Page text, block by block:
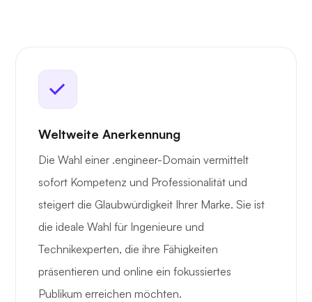
Weltweite Anerkennung
Die Wahl einer .engineer-Domain vermittelt
sofort Kompetenz und Professionalität und
steigert die Glaubwürdigkeit Ihrer Marke. Sie ist
die ideale Wahl für Ingenieure und
Technikexperten, die ihre Fähigkeiten
präsentieren und online ein fokussiertes
Publikum erreichen möchten.